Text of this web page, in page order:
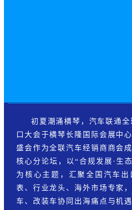
初夏潮涌横琴，汽车联通
口大会于横琴长隆国际会展中
盛会作为全联汽车经销商商会
核心分论坛，以“合规发展·生
为核心主题，汇聚全国汽车出
表、行业龙头、海外市场专家
车、改装车协同出海痛点与机